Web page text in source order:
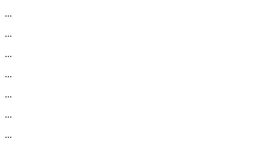
...
...
...
...
...
...
...